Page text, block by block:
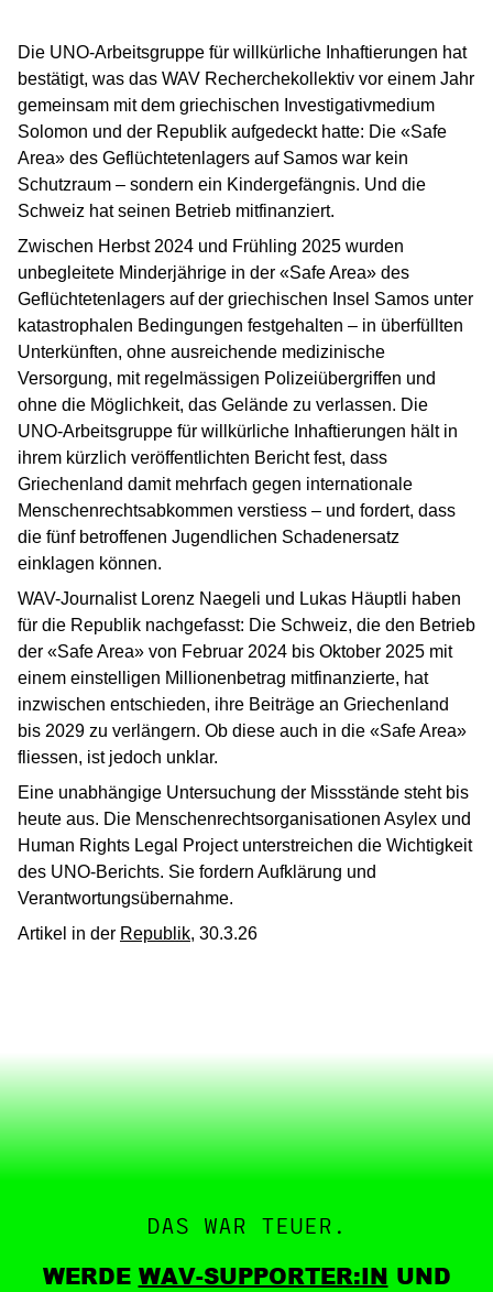
Die UNO-Arbeitsgruppe für willkürliche Inhaftierungen hat
bestätigt, was das WAV Recherchekollektiv vor einem Jahr
gemeinsam mit dem griechischen Investigativmedium
Solomon und der Republik aufgedeckt hatte: Die «Safe
Area» des Geflüchtetenlagers auf Samos war kein
Schutzraum – sondern ein Kindergefängnis. Und die
Schweiz hat seinen Betrieb mitfinanziert.
Zwischen Herbst 2024 und Frühling 2025 wurden
unbegleitete Minderjährige in der «Safe Area» des
Geflüchtetenlagers auf der griechischen Insel Samos unter
katastrophalen Bedingungen festgehalten – in überfüllten
Unterkünften, ohne ausreichende medizinische
Versorgung, mit regelmässigen Polizeiübergriffen und
ohne die Möglichkeit, das Gelände zu verlassen. Die
UNO-Arbeitsgruppe für willkürliche Inhaftierungen hält in
ihrem kürzlich veröffentlichten Bericht fest, dass
Griechenland damit mehrfach gegen internationale
Menschenrechtsabkommen verstiess – und fordert, dass
die fünf betroffenen Jugendlichen Schadenersatz
einklagen können.
WAV-Journalist Lorenz Naegeli und Lukas Häuptli haben
für die Republik nachgefasst: Die Schweiz, die den Betrieb
der «Safe Area» von Februar 2024 bis Oktober 2025 mit
einem einstelligen Millionenbetrag mitfinanzierte, hat
inzwischen entschieden, ihre Beiträge an Griechenland
bis 2029 zu verlängern. Ob diese auch in die «Safe Area»
fliessen, ist jedoch unklar.
Eine unabhängige Untersuchung der Missstände steht bis
heute aus. Die Menschenrechtsorganisationen Asylex und
Human Rights Legal Project unterstreichen die Wichtigkeit
des UNO-Berichts. Sie fordern Aufklärung und
Verantwortungsübernahme.
Artikel in der Republik, 30.3.26
DAS WAR TEUER.
WERDE WAV-SUPPORTER:IN UND